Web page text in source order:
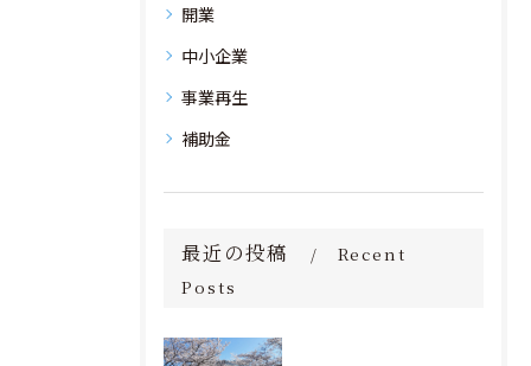
開業
中小企業
事業再生
補助金
最近の投稿
Recent
Posts